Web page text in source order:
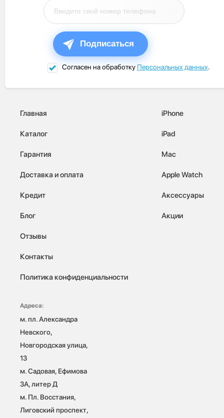
Подписаться
Согласен на обработку Персональных данных.
Главная
Каталог
Гарантия
Доставка и оплата
Кредит
Блог
Отзывы
Контакты
Политика конфиденциальности
iPhone
iPad
Mac
Apple Watch
Аксессуары
Акции
Адреса:
м. пл. Александра
Невского,
Новгородская улица,
13
м. Садовая, Ефимова
3А, литер Д
м. Пл. Восстания,
Лиговский проспект,